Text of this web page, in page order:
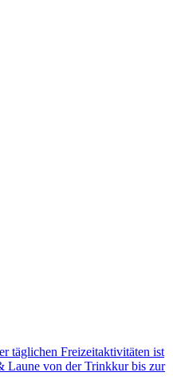
täglichen Freizeitaktivitäten ist
Laune von der Trinkkur bis zur